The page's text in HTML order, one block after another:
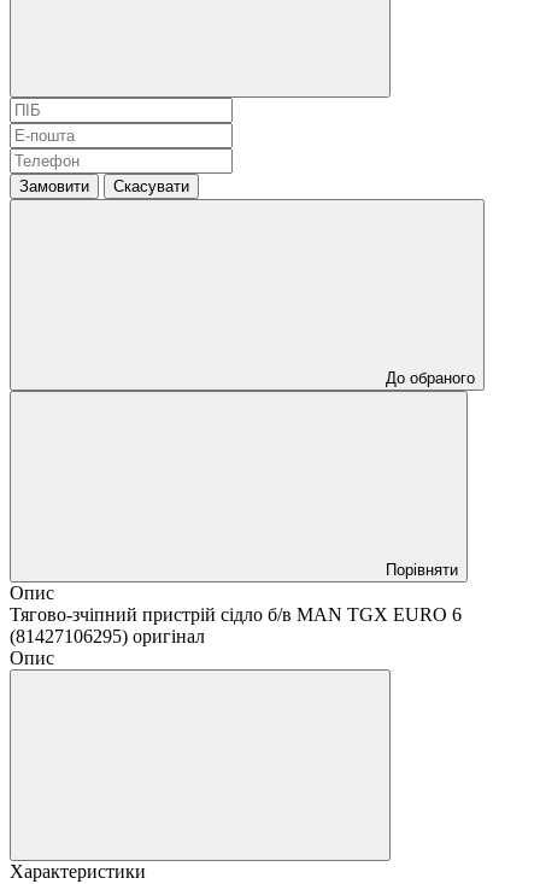
Замовити Скасувати
До обраного
Порівняти
Опис
Тягово-зчіпний пристрій сідло б/в MAN TGX EURO 6
(81427106295) оригінал
Опис
Характеристики